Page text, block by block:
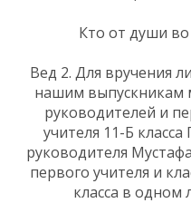
Кто от души
Вед 2. Для вручения
нашим выпускникам
руководителей и
учителя 11-Б
руководителя
первого учителя и
класса в одном